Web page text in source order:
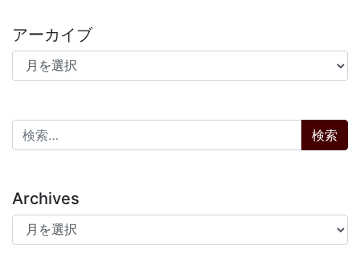
アーカイブ
アーカイブ
検索:
Archives
Archives